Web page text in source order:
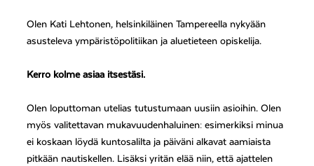
Olen Kati Lehtonen, helsinkiläinen Tampereella nykyään
asusteleva ympäristöpolitiikan ja aluetieteen opiskelija.
Kerro kolme asiaa itsestäsi.
Olen loputtoman utelias tutustumaan uusiin asioihin. Olen
myös valitettavan mukavuudenhaluinen: esimerkiksi minua
ei koskaan löydä kuntosalilta ja päiväni alkavat aamiaista
pitkään nautiskellen. Lisäksi yritän elää niin, että ajattelen